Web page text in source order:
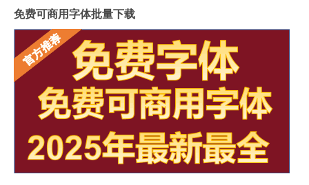
免费可商用字体批量下载